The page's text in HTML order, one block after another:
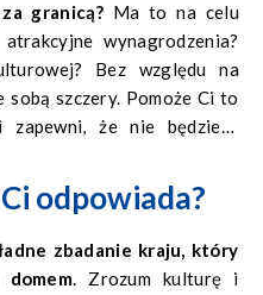
granicą?Ma to na celu
wynagrodzenia?
Bez względu na
sobą szczery. Pomoże Ci to
że nie będziesz
jeśli oczywiście taki
też być ta decyzja
odpowiada?
zbadanie kraju, który
. Zrozum kulturę i